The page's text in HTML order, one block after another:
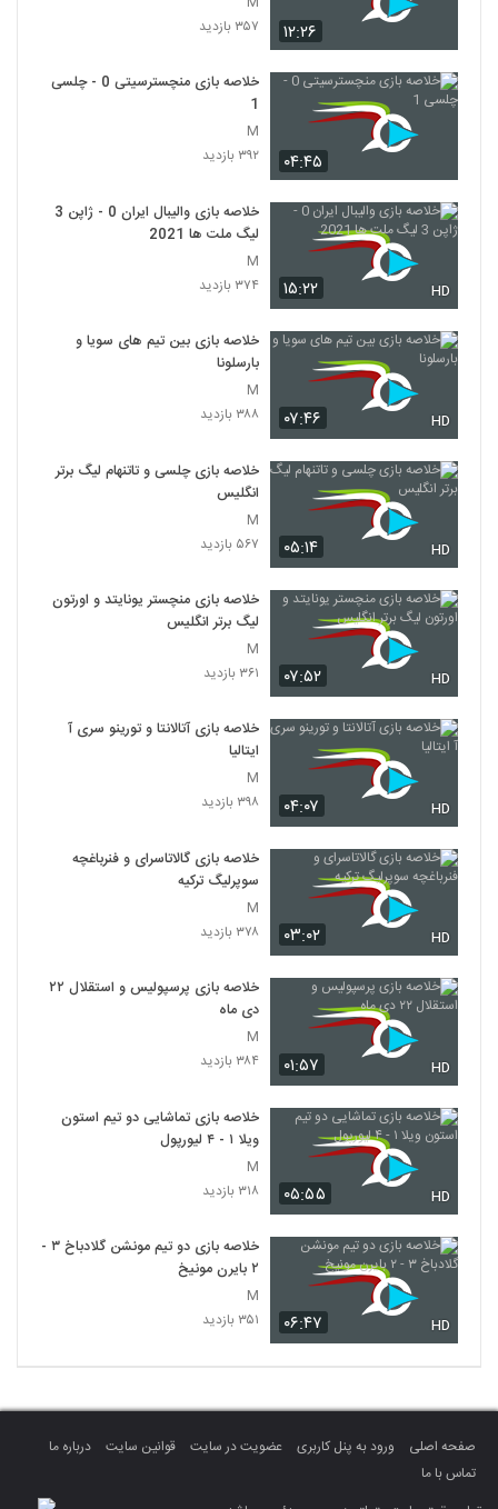
۱۲:۲۶
۳۵۷ بازدید
۰۴:۴۵
خلاصه بازی منچسترسیتی 0 - چلسی
1
M
۳۹۲ بازدید
۱۵:۲۲ HD
خلاصه بازی والیبال ایران 0 - ژاپن 3
لیگ ملت ها 2021
M
۳۷۴ بازدید
۰۷:۴۶ HD
خلاصه بازی بین تیم های سویا و
بارسلونا
M
۳۸۸ بازدید
۰۵:۱۴ HD
خلاصه بازی چلسی و تاتنهام لیگ برتر
انگلیس
M
۵۶۷ بازدید
۰۷:۵۲ HD
خلاصه بازی منچستر یونایتد و اورتون
لیگ برتر انگلیس
M
۳۶۱ بازدید
۰۴:۰۷ HD
خلاصه بازی آتالانتا و تورینو سری آ
ایتالیا
M
۳۹۸ بازدید
۰۳:۰۲ HD
خلاصه بازی گالاتاسرای و فنرباغچه
سوپرلیگ ترکیه
M
۳۷۸ بازدید
۰۱:۵۷ HD
خلاصه بازی پرسپولیس و استقلال ۲۲
دی ماه
M
۳۸۴ بازدید
۰۵:۵۵ HD
خلاصه بازی تماشایی دو تیم استون
ویلا ۱ - ۴ لیورپول
M
۳۱۸ بازدید
۰۶:۴۷ HD
خلاصه بازی دو تیم مونشن گلادباخ ۳ -
۲ بایرن مونیخ
M
۳۵۱ بازدید
صفحه اصلی ورود به پنل کاربری عضویت در سایت قوانین سایت
درباره ما
تماس با ما